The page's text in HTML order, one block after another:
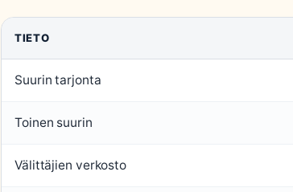
TIETO
Suurin tarjonta
Toinen suurin
Välittäjien verkosto